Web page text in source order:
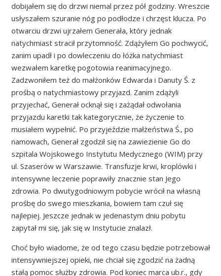
dobijałem się do drzwi niemal przez pół godziny. Wreszcie
usłyszałem szuranie nóg po podłodze i chrzęst klucza. Po
otwarciu drzwi ujrzałem Generała, który jednak
natychmiast stracił przytomność. Zdążyłem Go pochwycić,
zanim upadł i po dowleczeniu do łóżka natychmiast
wezwałem karetkę pogotowia reanimacyjnego.
Zadzwoniłem też do małżonków Edwarda i Danuty Ś. z
prośbą o natychmiastowy przyjazd. Zanim zdążyli
przyjechać, Generał ocknął się i zażądał odwołania
przyjazdu karetki tak kategorycznie, że życzenie to
musiałem wypełnić. Po przyjeździe małżeństwa Ś., po
namowach, Generał zgodził się na zawiezienie Go do
szpitala Wojskowego Instytutu Medycznego (WIM) przy
ul. Szaserów w Warszawie. Transfuzje krwi, kroplówki i
intensywne leczenie poprawiły znacznie stan Jego
zdrowia. Po dwutygodniowym pobycie wrócił na własną
prośbę do swego mieszkania, bowiem tam czuł się
najlepiej. Jeszcze jednak w jedenastym dniu pobytu
zapytał mi się, jak się w Instytucie znalazł.
Choć było wiadome, że od tego czasu będzie potrzebował
intensywniejszej opieki, nie chciał się zgodzić na żadną
stałą pomoc służby zdrowia. Pod koniec marca ub.r., gdy